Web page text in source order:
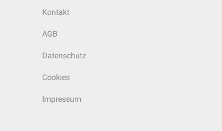
Kontakt
AGB
Datenschutz
Cookies
Impressum